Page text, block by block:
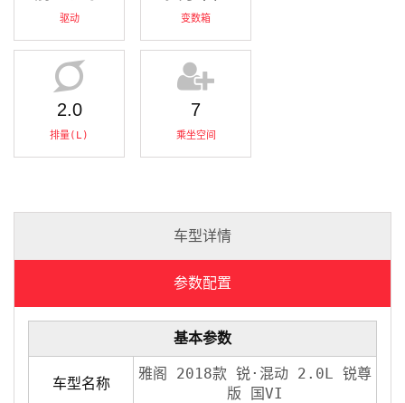
驱动 变数箱
2.0
排量(L)
7
乘坐空间
车型详情
参数配置
基本参数
车型名称
雅阁 2018款 锐·混动 2.0L 锐尊
版 国VI